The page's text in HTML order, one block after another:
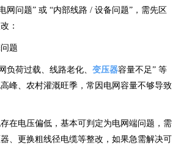
网问题” 或 “内部线路 / 设备问题”，需先区
：
题
负荷过载、线路老化、变压器容量不足” 等
峰、农村灌溉旺季，常因电网容量不够导致
在电压偏低，基本可判定为电网端问题，需
、更换粗线径电缆等整改，如果急需解决可